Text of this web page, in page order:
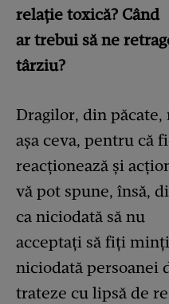
relație toxică? Când
ar trebui să ne
târziu?
Dragilor, din
așa ceva, pentru că
reacționează și
vă pot spune, însă,
ca niciodată să nu
acceptați să fiți
niciodată persoanei
trateze cu lipsă de